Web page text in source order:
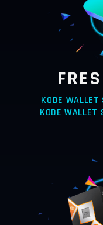
KODE
KODE